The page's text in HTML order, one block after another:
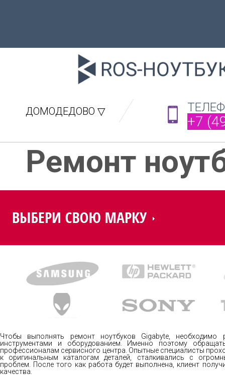
ДОМОДЕДОВО ▽
+7
Ремонт
Чтобы выполнять ремонт ноутбуков Gigabyte, необходимо
инструментами и оборудованием. Именно поэтому
профессионалам сервисного центра. Опытные специалисты
к оригинальным каталогам деталей, сталкивались с
проблем. После того как работа будет выполнена, клиент
качества.